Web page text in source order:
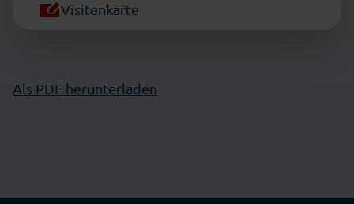
Visitenkarte
Als PDF herunterladen